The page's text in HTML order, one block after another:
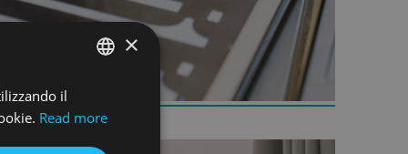
ITALIANA?
ENGLISH
×
il
Read more